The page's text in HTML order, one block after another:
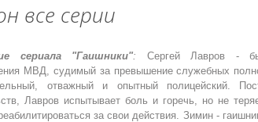
все серии
сериала "Гаишники": Сергей Лавров -
МВД, судимый за превышение служебных
отважный и опытный полицейский.
Лавров испытывает боль и горечь, но не
за свои действия. Зимин -